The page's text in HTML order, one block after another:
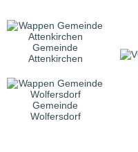
Gemeinde
Attenkirchen
Gemeinde
Wolfersdorf